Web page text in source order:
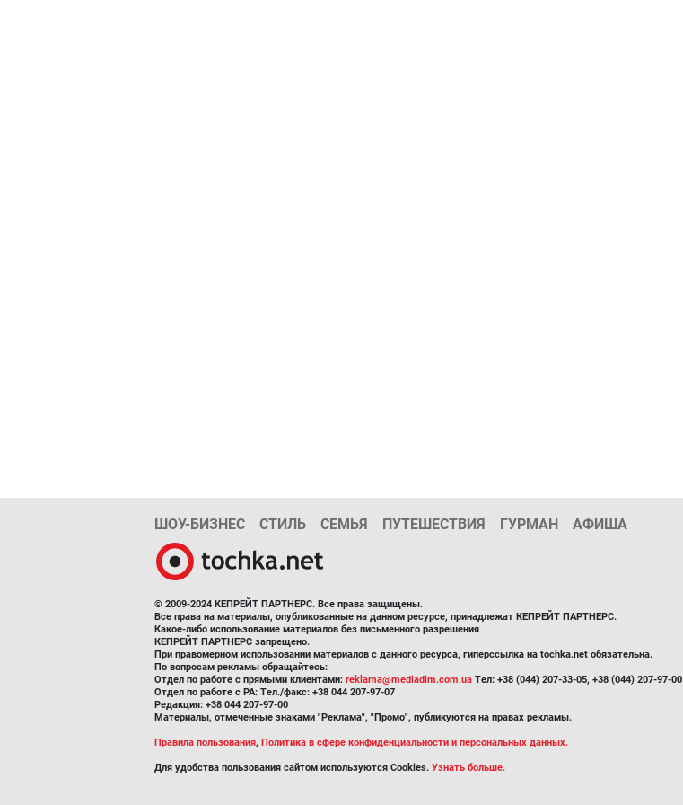
ШОУ-БИЗНЕС СТИЛЬ СЕМЬЯ ПУТЕШЕСТВИЯ ГУРМАН АФИША
© 2009-2024 КЕПРЕЙТ ПАРТНЕРС. Все права защищены.
Все права на материалы, опубликованные на данном ресурсе, принадлежат КЕПРЕЙТ ПАРТНЕРС.
Какое-либо использование материалов без письменного разрешения
КЕПРЕЙТ ПАРТНЕРС запрещено.
При правомерном использовании материалов с данного ресурса, гиперссылка на tochka.net обязательна.
По вопросам рекламы обращайтесь:
Отдел по работе с прямыми клиентами: reklama@mediadim.com.ua Тел: +38 (044) 207-33-05, +38 (044) 207-97-00
Отдел по работе с РА: Тел./факс: +38 044 207-97-07
Редакция: +38 044 207-97-00
Материалы, отмеченные знаками "Реклама", "Промо", публикуются на правах рекламы.
Правила пользования, Политика в сфере конфиденциальности и персональных данных.
Для удобства пользования сайтом используются Cookies. Узнать больше.